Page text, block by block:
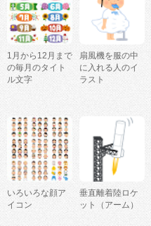
1月から12月まで
の毎月のタイト
ル文字
扇風機を服の中
に入れる人のイ
ラスト
いろいろな顔ア
イコン
垂直離着陸ロケ
ット（アーム）